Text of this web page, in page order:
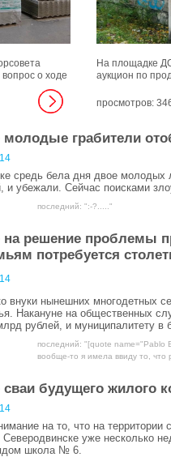
о ходе
На площадке
аукцион по
районе
вместе с
просмотров:
грабители
средь бела дня двое
и убежали. Сейчас поисками
последний: ":-?....."
решение проблемы
потребуется
внуки нынешних многодетных
Накануне на общественных
рублей, и муниципалитету в
последний: "[quote name="Pablo
вообще-то я имела ввиду то, что
сваи будущего жилого
на то, что на территории
уже несколько
школа № 6.